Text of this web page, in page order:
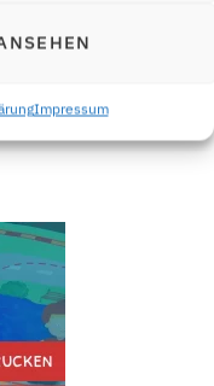
Impressum